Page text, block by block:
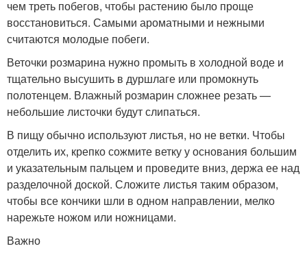
чем треть побегов, чтобы растению было проще
восстановиться. Самыми ароматными и нежными
считаются молодые побеги.
Веточки розмарина нужно промыть в холодной воде и
тщательно высушить в дуршлаге или промокнуть
полотенцем. Влажный розмарин сложнее резать —
небольшие листочки будут слипаться.
В пищу обычно используют листья, но не ветки. Чтобы
отделить их, крепко сожмите ветку у основания большим
и указательным пальцем и проведите вниз, держа ее над
разделочной доской. Сложите листья таким образом,
чтобы все кончики шли в одном направлении, мелко
нарежьте ножом или ножницами.
Важно